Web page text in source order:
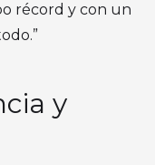
récord y con un
y